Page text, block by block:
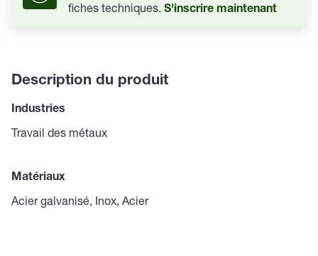
fiches techniques. S'inscrire maintenant
Description du produit
Industries
Travail des métaux
Matériaux
Acier galvanisé, Inox, Acier